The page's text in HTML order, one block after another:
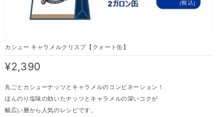
カシュー キャラメルクリスプ【クォート缶】
¥2,390
丸ごとカシューナッツとキャラメルのコンビネーション！
ほんのり塩味の効いたナッツとキャラメルの深いコクが
幅広い層から人気のレシピです。